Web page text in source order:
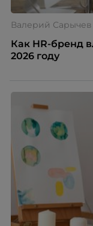
Валерий Сарычев
Как HR-бренд
2026 году